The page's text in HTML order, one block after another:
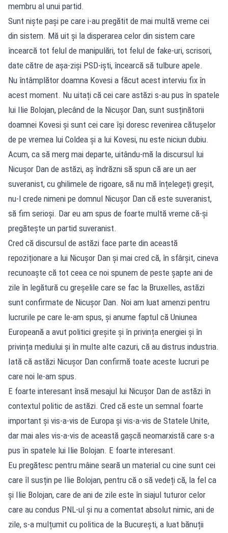
membru al unui partid.
Sunt niște pași pe care i-au pregătit de mai multă vreme cei
din sistem. Mă uit și la disperarea celor din sistem care
încearcă tot felul de manipulări, tot felul de fake-uri, scrisori,
date către de așa-ziși PSD-iști, încearcă să tulbure apele.
Nu întâmplător doamna Kovesi a făcut acest interviu fix în
acest moment. Nu uitați că cei care astăzi s-au pus în spatele
lui Ilie Bolojan, plecând de la Nicușor Dan, sunt susținătorii
doamnei Kovesi și sunt cei care își doresc revenirea cătușelor
de pe vremea lui Coldea și a lui Kovesi, nu este niciun dubiu.
Acum, ca să merg mai departe, uitându-mă la discursul lui
Nicușor Dan de astăzi, aș îndrăzni să spun că are un aer
suveranist, cu ghilimele de rigoare, să nu mă înțelegeți greșit,
nu-l crede nimeni pe domnul Nicușor Dan că este suveranist,
să fim serioși. Dar eu am spus de foarte multă vreme că-și
pregătește un partid suveranist.
Cred că discursul de astăzi face parte din această
repoziționare a lui Nicușor Dan și mai cred că, în sfârșit, cineva
recunoaște că tot ceea ce noi spunem de peste șapte ani de
zile în legătură cu greșelile care se fac la Bruxelles, astăzi
sunt confirmate de Nicușor Dan. Noi am luat amenzi pentru
lucrurile pe care le-am spus, și anume faptul că Uniunea
Europeană a avut politici greșite și în privința energiei și în
privința mediului și în multe alte cazuri, că au distrus industria.
Iată că astăzi Nicușor Dan confirmă toate aceste lucruri pe
care noi le-am spus.
E foarte interesant însă mesajul lui Nicușor Dan de astăzi în
contextul politic de astăzi. Cred că este un semnal foarte
important și vis-a-vis de Europa și vis-a-vis de Statele Unite,
dar mai ales vis-a-vis de această gașcă neomarxistă care s-a
pus în spatele lui Ilie Bolojan. E foarte interesant.
Eu pregătesc pentru mâine seară un material cu cine sunt cei
care îl susțin pe Ilie Bolojan, pentru că o să vedeți că, la fel ca
și Ilie Bolojan, care de ani de zile este în siajul tuturor celor
care au condus PNL-ul și nu a comentat absolut nimic, ani de
zile, s-a mulțumit cu politica de la București, a luat bănuții